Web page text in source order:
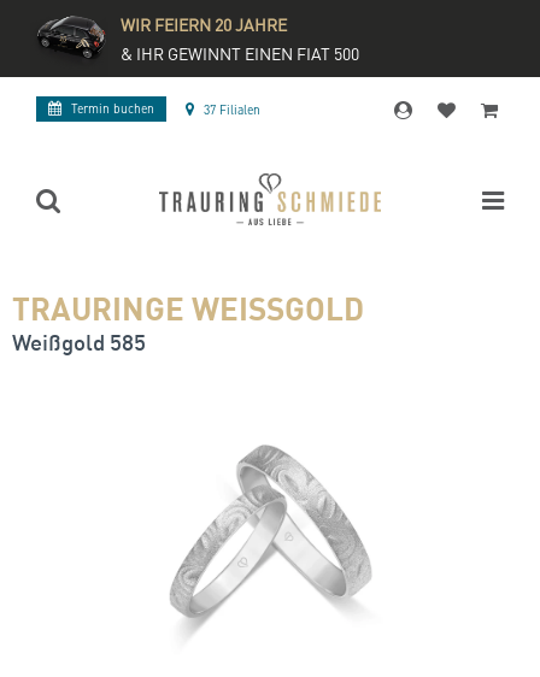
WIR FEIERN 20 JAHRE
& IHR GEWINNT EINEN FIAT 500
Termin buchen 37 Filialen
TRAURINGE WEISSGOLD
Weißgold 585